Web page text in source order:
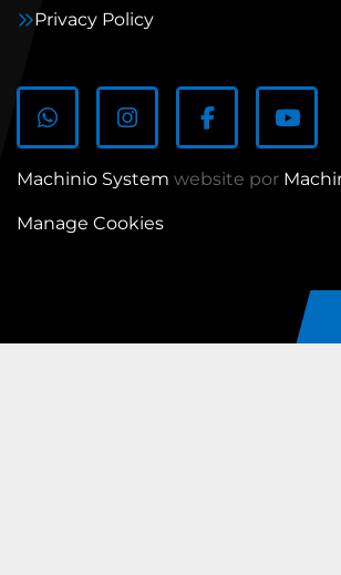
Privacy Policy
whatsappinstagramfacebook
Machinio System website por
Manage Cookies